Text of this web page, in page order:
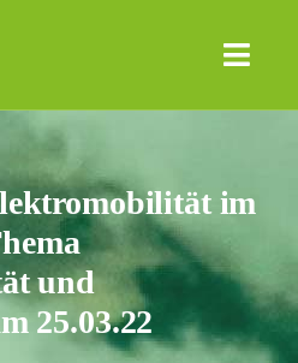
im
und
25.03.22